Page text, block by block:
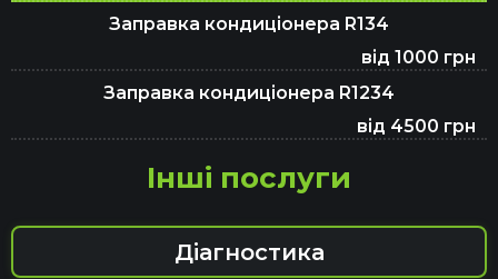
Заправка кондиціонера R134
від 1000 грн
Заправка кондиціонера R1234
від 4500 грн
Інші послуги
Діагностика